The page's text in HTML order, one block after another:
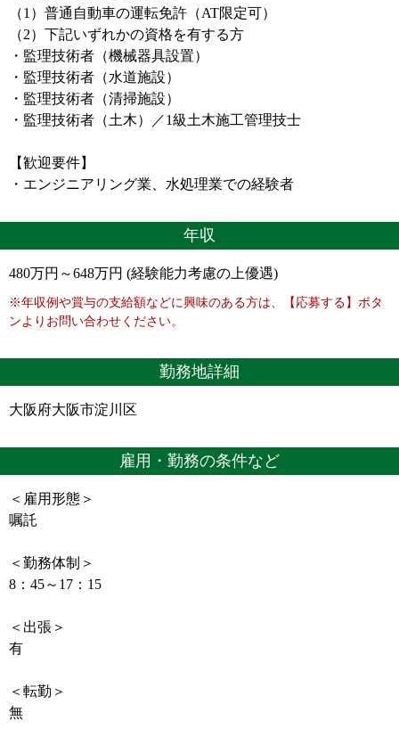
（1）普通自動車の運転免許（AT限定可）
（2）下記いずれかの資格を有する方
・監理技術者（機械器具設置）
・監理技術者（水道施設）
・監理技術者（清掃施設）
・監理技術者（土木）／1級土木施工管理技士
【歓迎要件】
・エンジニアリング業、水処理業での経験者
年収
480万円～648万円 (経験能力考慮の上優遇)
※年収例や賞与の支給額などに興味のある方は、【応募する】ボタ
ンよりお問い合わせください。
勤務地詳細
大阪府大阪市淀川区
雇用・勤務の条件など
＜雇用形態＞
嘱託
＜勤務体制＞
8：45～17：15
＜出張＞
有
＜転勤＞
無